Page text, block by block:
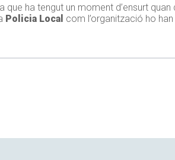
ha tengut un moment d’ensurt
Policia Local com l’organització ho